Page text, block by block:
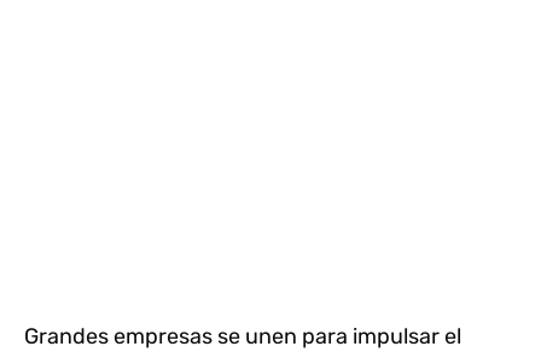
Grandes empresas se unen para impulsar el